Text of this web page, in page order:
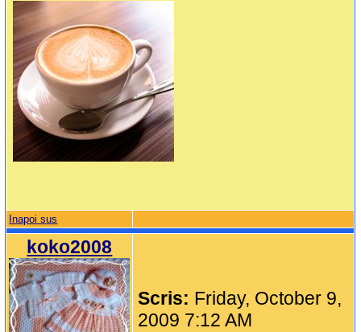
Inapoi sus
koko2008
Scris: Friday, October 9,
2009 7:12 AM